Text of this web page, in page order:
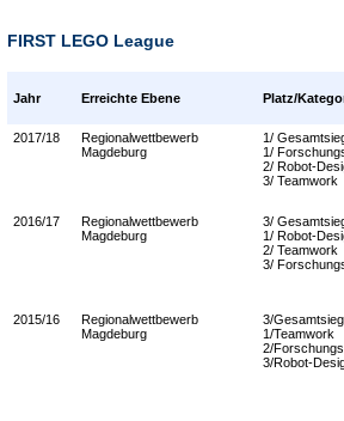
FIRST LEGO League
Jahr Erreichte Ebene Platz/
2017/18
Regionalwettbewerb
Magdeburg
1/
1/
2/ Robot-
3/ Teamwork
2016/17
Regionalwettbewerb
Magdeburg
3/
1/ Robot-
2/ Teamwork
3/
2015/16
Regionalwettbewerb
Magdeburg
3/Gesamtsieg
1/Teamwork
2/
3/Robot-